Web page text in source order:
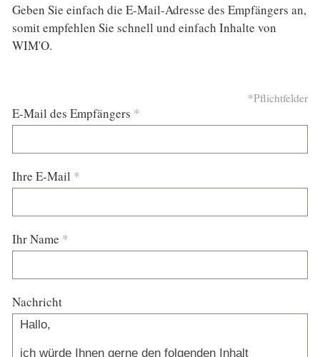
Geben Sie einfach die E-Mail-Adresse des Empfängers an,
somit empfehlen Sie schnell und einfach Inhalte von
WIM'O.
*Pflichtfelder
E-Mail des Empfängers *
Ihre E-Mail *
Ihr Name *
Nachricht